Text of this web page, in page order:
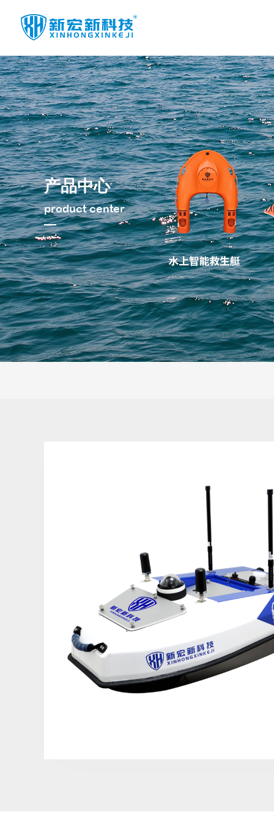
水面救援船艇
水上智能救生艇
水上智能遥控机
器人
水上智能救生机
器人
高速救援艇
高速救援板
飞行救生艇
其他产品
警用船载双管拦
截系统
水底边坡仪
水域应急照明无
人机系统
水底微地震监测
系统
迷彩太阳能背包
潜水动力推进器
便携式碳纤维抛
投器
产品中心
product center